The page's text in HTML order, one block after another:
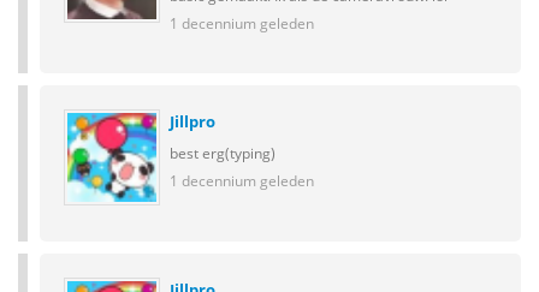
1 decennium geleden
Jillpro
best erg(typing)
1 decennium geleden